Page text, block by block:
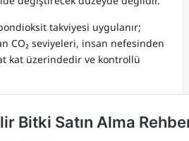
takviyesi uygulanır;
CO₂ seviyeleri, insan nefesinden
kat üzerindedir ve kontrollü